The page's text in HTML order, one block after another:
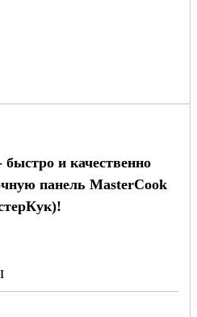
и качественно
панель MasterCook